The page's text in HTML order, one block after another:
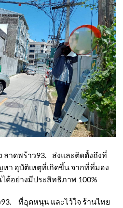
ลาดพร้าว93. ส่งและติดตั้งถึงที่
า อุบัติเหตุที่เกิดขึ้น จากที่ที่มอง
ด้อย่างมีประสิทธิภาพ 100%
ที่อุดหนุน และไว้ใจ ร้านไทย